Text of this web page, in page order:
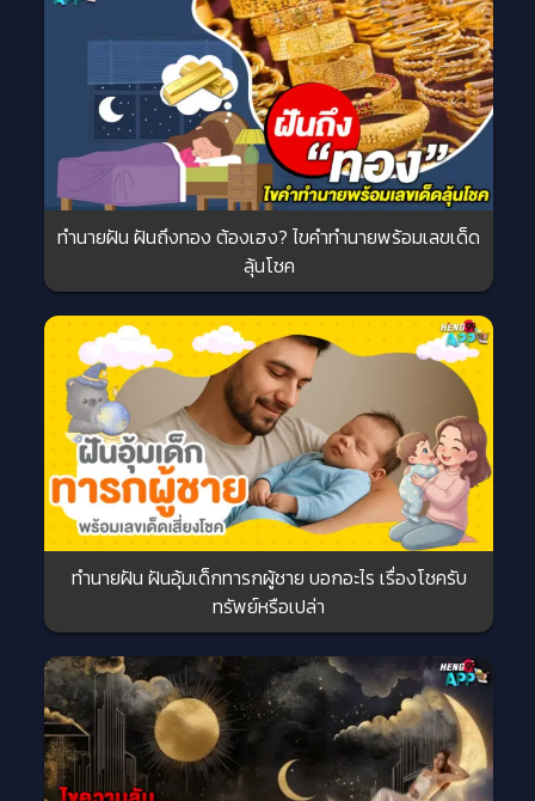
ทำนายฝัน ฝันถึงทอง ต้องเฮง? ไขคำทำนายพร้อมเลขเด็ด
ลุ้นโชค
ทำนายฝัน ฝันอุ้มเด็กทารกผู้ชาย บอกอะไร เรื่องโชครับ
ทรัพย์หรือเปล่า